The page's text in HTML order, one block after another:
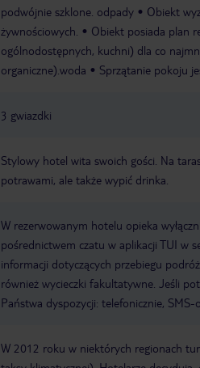
podwójnie szklone. odpady
Obiekt
żywnościowych.
Obiekt posiada plan
ogólnodostępnych, kuchni) dla co
organiczne).woda
Sprzątanie pokoju
3 gwiazdki
Stylowy hotel wita swoich gości. Na
potrawami, ale także wypić drinka.
W rezerwowanym hotelu opieka
pośrednictwem czatu w aplikacji TUI w
informacji dotyczących przebiegu
również wycieczki fakultatywne. Jeśli
Państwa dyspozycji: telefonicznie,
W 2012 roku w niektórych regionach